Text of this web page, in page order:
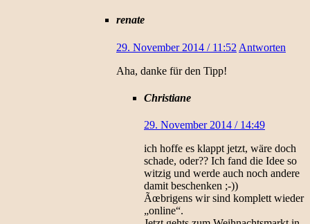
renate
29. November 2014 / 11:52 Antworten
Aha, danke für den Tipp!
Christiane
29. November 2014 / 14:49
ich hoffe es klappt jetzt, wäre doch
schade, oder?? Ich fand die Idee so
witzig und werde auch noch andere
damit beschenken ;-))
Ãœbrigens wir sind komplett wieder
„online“.